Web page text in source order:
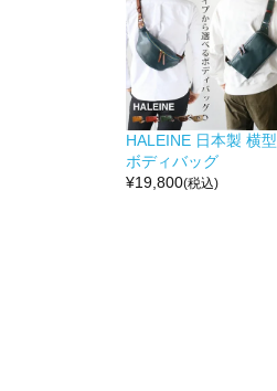
HALEINE 日本製 横型
ボディバッグ
¥19,800(税込)